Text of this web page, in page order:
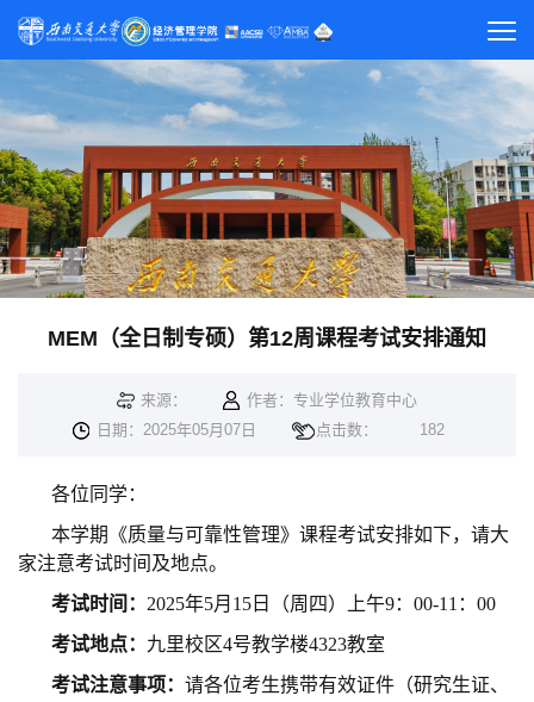
MEM（全日制专硕）第12周课程考试安排通知
来源：
作者：专业学位教育中心
日期：2025年05月07日
点击数： 182
各位同学：
本学期《质量与可靠性管理》课程考试安排如下，请大
家注意考试时间及地点。
考试时间： 2025年5月15日（周四）上午9：00-11：00
考试地点： 九里校区4号教学楼4323教室
考试注意事项： 请各位考生携带有效证件（研究生证、